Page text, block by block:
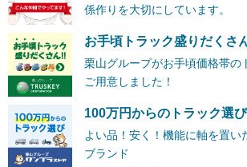
係作りを大切にしています。
お手頃トラック盛りだくさ
栗山グループがお手頃価格帯の
ご用意しました！
100万円からのトラック選び
よい品！安く！機能に軸を置い
ブランド